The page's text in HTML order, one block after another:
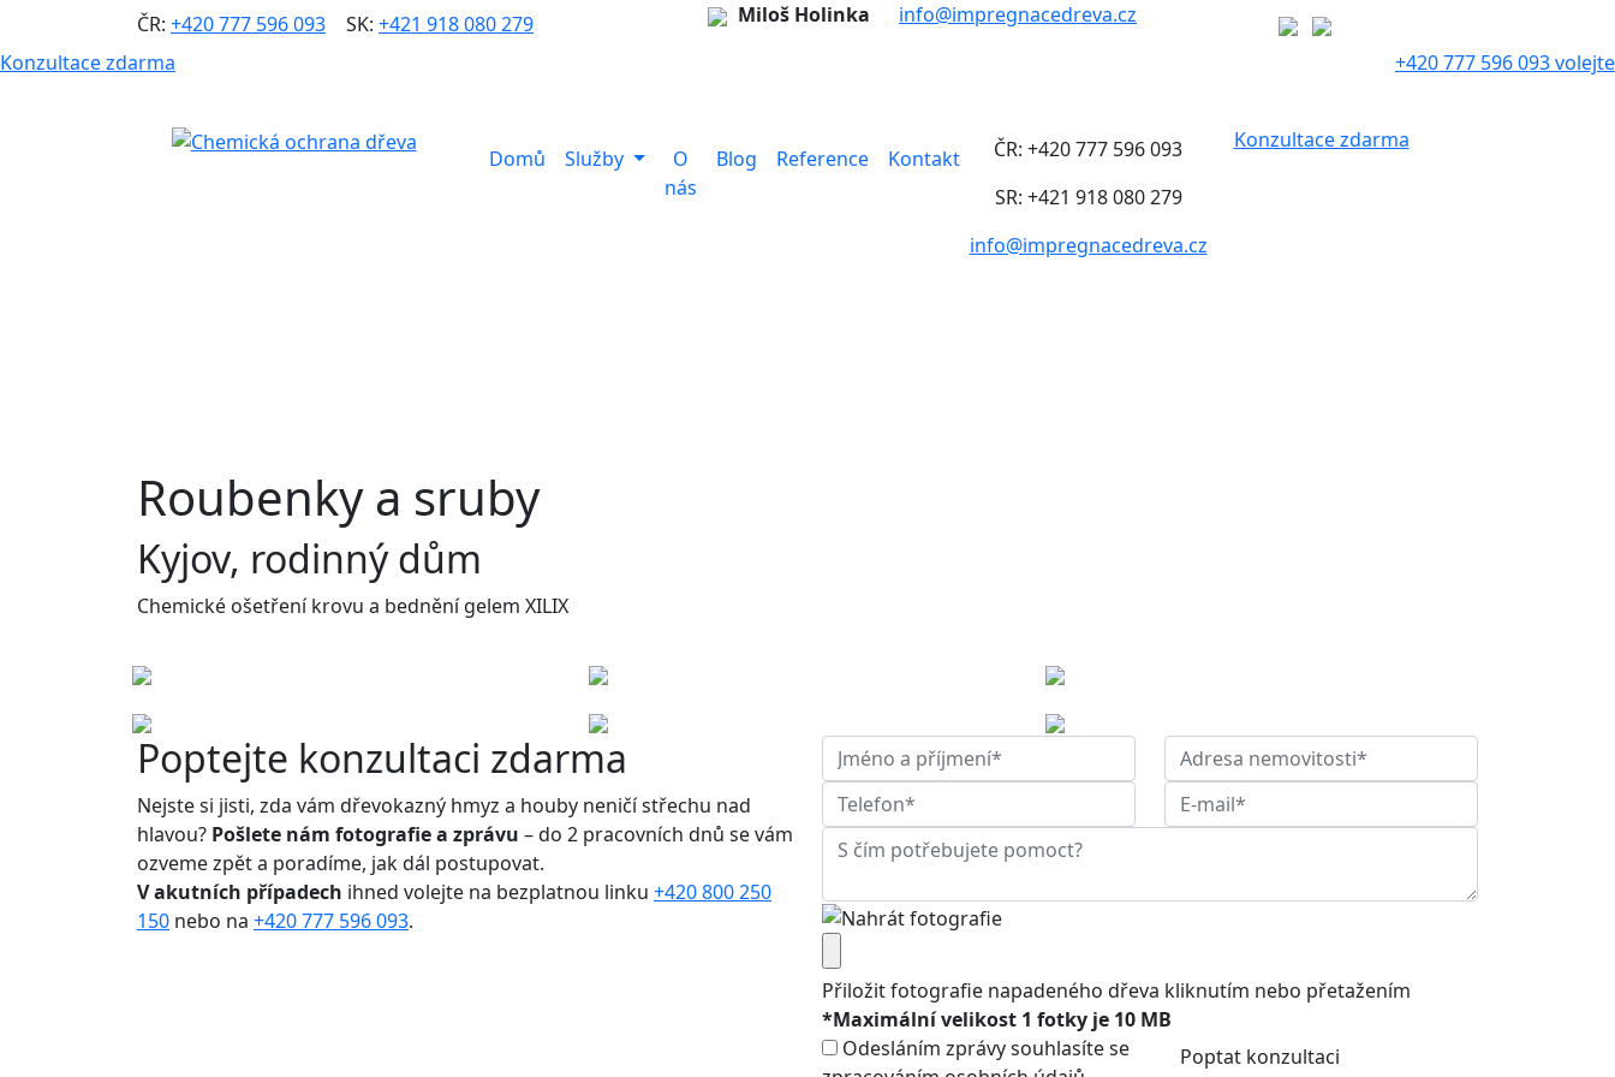
ČR: +420 777 596 093 SK: +421 918 080 279 Miloš Holinka
info@impregnacedreva.cz
Konzultace zdarma
+420 777 596 093 volejte
Domů Služby
O
nás
Blog Reference Kontakt
ČR: +420 777 596 093
SR: +421 918 080 279
info@impregnacedreva.cz
Konzultace zdarma
Roubenky a sruby
Kyjov, rodinný dům
Chemické ošetření krovu a bednění gelem XILIX
Poptejte konzultaci zdarma
Nejste si jisti, zda vám dřevokazný hmyz a houby neničí střechu nad
hlavou? Pošlete nám fotografie a zprávu – do 2 pracovních dnů se vám
ozveme zpět a poradíme, jak dál postupovat.
V akutních případech ihned volejte na bezplatnou linku +420 800 250
150 nebo na +420 777 596 093.
Přiložit fotografie napadeného dřeva kliknutím nebo přetažením
*Maximální velikost 1 fotky je 10 MB
Odesláním zprávy souhlasíte se
Poptat konzultaci